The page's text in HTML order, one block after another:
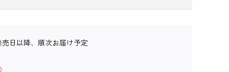
売日以降、順次お届け予定